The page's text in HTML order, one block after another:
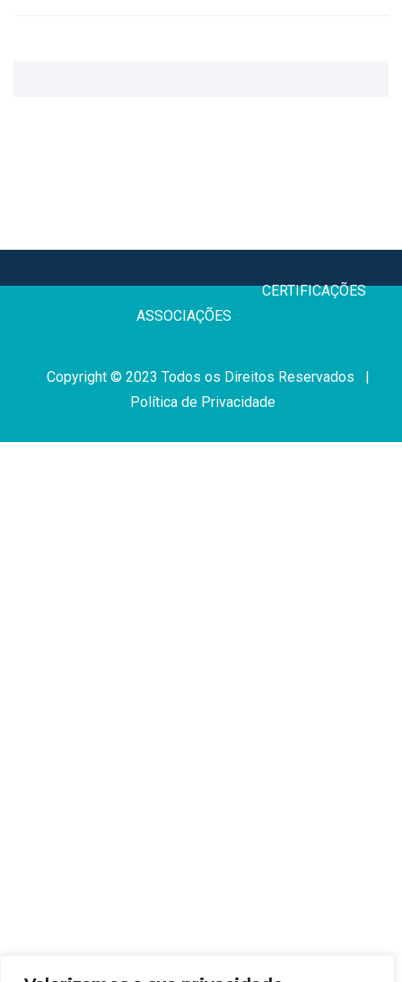
Copyright © 2023 Todos os Direitos Reservados |
Política de Privacidade